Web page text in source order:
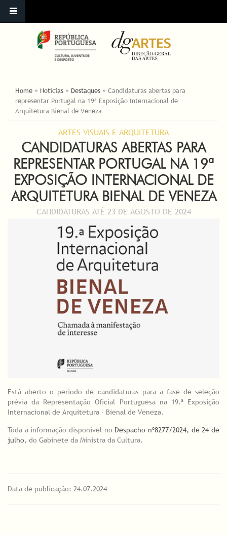
YOU ARE HERE
Home » Notícias » Destaques » Candidaturas abertas para
representar Portugal na 19ª Exposição Internacional de
Arquitetura Bienal de Veneza
ARTES VISUAIS E ARQUITETURA
CANDIDATURAS ABERTAS PARA
REPRESENTAR PORTUGAL NA 19ª
EXPOSIÇÃO INTERNACIONAL DE
ARQUITETURA BIENAL DE VENEZA
CANDIDATURAS ATÉ 23 DE AGOSTO DE 2024
Está aberto o período de candidaturas para a fase de seleção
prévia da Representação Oficial Portuguesa na 19.ª Exposição
Internacional de Arquitetura - Bienal de Veneza.
Toda a informação disponível no Despacho nº8277/2024, de 24 de
julho, do Gabinete da Ministra da Cultura.
Data de publicação: 24.07.2024